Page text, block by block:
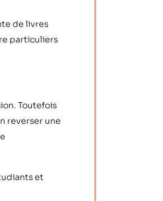
de livres
particuliers
Toutefois
reverser une
et